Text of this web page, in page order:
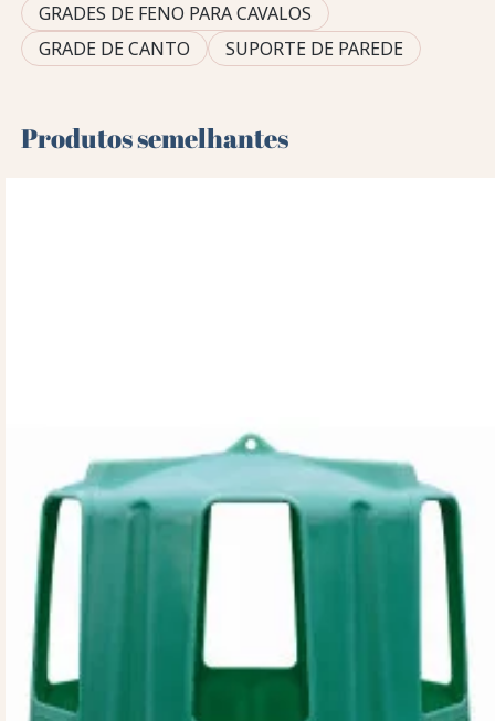
GRADES DE FENO PARA CAVALOS
GRADE DE CANTO
SUPORTE DE PAREDE
Produtos semelhantes